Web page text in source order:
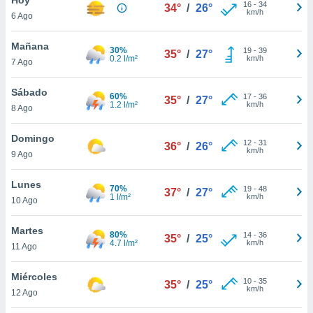
en
más
nuestra
de
cookies
aceptar
6 Ago
34° / 26° 16- 34
km/h
Mañana
7 Ago
30%
0.2 l/m²
35° / 27° 19- 39
km/h
Sábado
8 Ago
60%
1.2 l/m²
35° / 27° 17- 36
km/h
Domingo
9 Ago
36° / 26° 12- 31
km/h
Lunes
10 Ago
70%
1 l/m²
37° / 27° 19- 48
km/h
Martes
11 Ago
80%
4.7 l/m²
35° / 25° 14- 36
km/h
Miércoles
12 Ago
35° / 25° 10- 35
km/h